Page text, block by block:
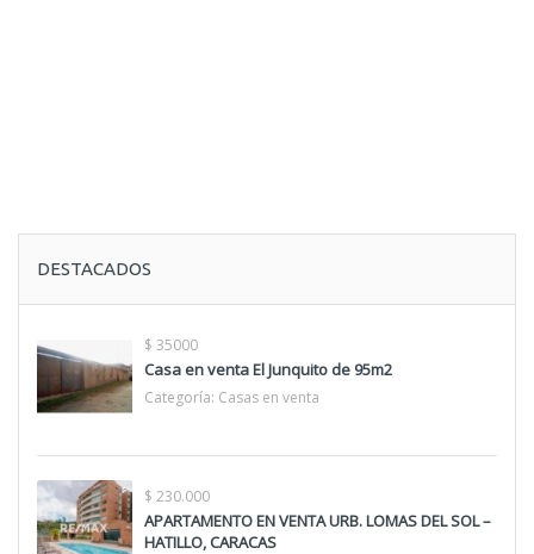
DESTACADOS
$ 35000
Casa en venta El Junquito de 95m2
Categoría: Casas en venta
$ 230.000
APARTAMENTO EN VENTA URB. LOMAS DEL SOL –
HATILLO, CARACAS